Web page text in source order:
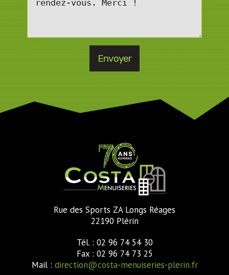
Rue des Sports ZA Longs Réages
22190 Plérin
Tél. : 02 96 74 54 30
Fax : 02 96 74 73 25
Mail : direction@costa-menuiseries-plerin.fr